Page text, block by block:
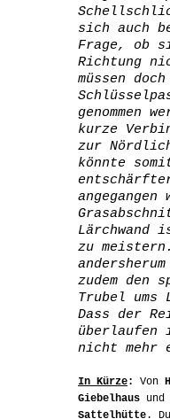
sich auch
Frage, ob
Richtung
müssen
genommen
kurze
zur
könnte
angegangen
Lärchwand
zu
zudem den
Trubel ums
Dass der
überlaufen
nicht mehr
In Kürze: Von
Giebelhaus und
Sattelhütte.